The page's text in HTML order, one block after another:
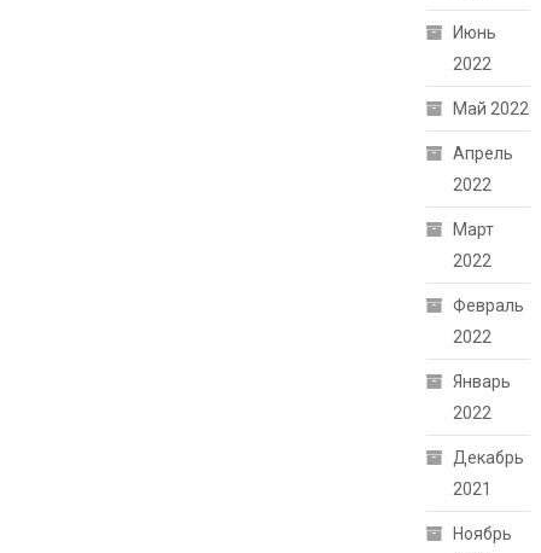
Июнь
2022
Май 2022
Апрель
2022
Март
2022
Февраль
2022
Январь
2022
Декабрь
2021
Ноябрь